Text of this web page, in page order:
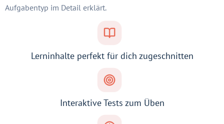
Aufgabentyp im Detail erklärt.
Lerninhalte perfekt für dich zugeschnitten
Interaktive Tests zum Üben